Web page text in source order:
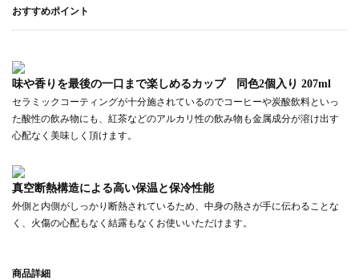
おすすめポイント
味や香りを最後の一口まで楽しめるカップ 同色2個入り 207ml
セラミックコーティングが十分施されているのでコーヒーや炭酸飲料といっ
た酸性の飲み物にも、紅茶などのアルカリ性の飲み物も金属成分が溶け出す
心配なく美味しく頂けます。
真空断熱構造による高い保温と保冷性能
外側と内側がしっかり断熱されているため、中身の熱さが手に伝わることな
く、火傷の心配もなく結露もなくお使いいただけます。
商品詳細